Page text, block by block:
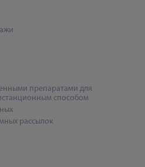
препаратами для
способом
рассылок